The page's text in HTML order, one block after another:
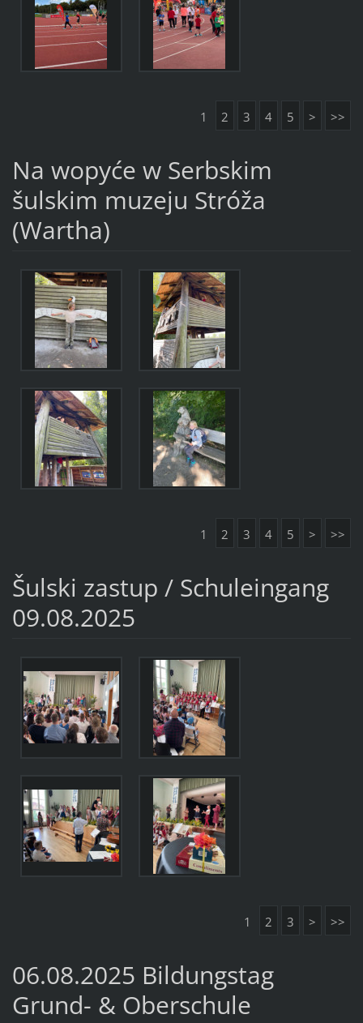
1 2 3 4 5 > >>
Na wopyće w Serbskim
šulskim muzeju Stróža
(Wartha)
1 2 3 4 5 > >>
Šulski zastup / Schuleingang
09.08.2025
1 2 3 > >>
06.08.2025 Bildungstag
Grund- & Oberschule